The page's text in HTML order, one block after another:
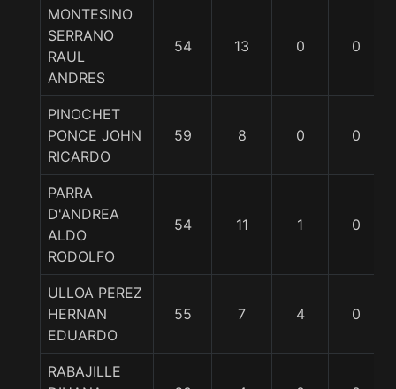
MONTESINO
SERRANO
RAUL
ANDRES
54 13 0 0
PINOCHET
PONCE JOHN
RICARDO
59 8 0 0
PARRA
D'ANDREA
ALDO
RODOLFO
54 11 1 0
ULLOA PEREZ
HERNAN
EDUARDO
55 7 4 0
RABAJILLE